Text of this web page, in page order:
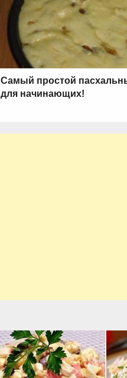
Самый простой
для начинающих!